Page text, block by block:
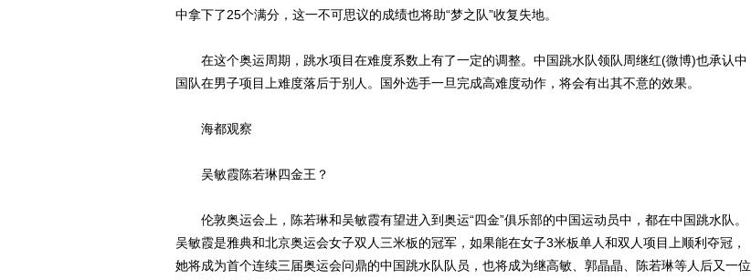
中拿下了25个满分，这一不可思议的成绩也将助“梦之队”收复失地。
在这个奥运周期，跳水项目在难度系数上有了一定的调整。中国跳水队领队周继红(微博)也承认中
国队在男子项目上难度落后于别人。国外选手一旦完成高难度动作，将会有出其不意的效果。
海都观察
吴敏霞陈若琳四金王？
伦敦奥运会上，陈若琳和吴敏霞有望进入到奥运“四金”俱乐部的中国运动员中，都在中国跳水队。
吴敏霞是雅典和北京奥运会女子双人三米板的冠军，如果能在女子3米板单人和双人项目上顺利夺冠，
她将成为首个连续三届奥运会问鼎的中国跳水队队员，也将成为继高敏、郭晶晶、陈若琳等人后又一位